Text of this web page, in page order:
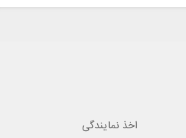
اخذ نمایندگی